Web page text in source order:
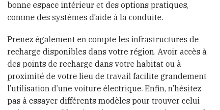
bonne espace intérieur et des options pratiques,
comme des systèmes d’aide à la conduite.
Prenez également en compte les infrastructures de
recharge disponibles dans votre région. Avoir accès à
des points de recharge dans votre habitat ou à
proximité de votre lieu de travail facilite grandement
l’utilisation d’une voiture électrique. Enfin, n’hésitez
pas à essayer différents modèles pour trouver celui